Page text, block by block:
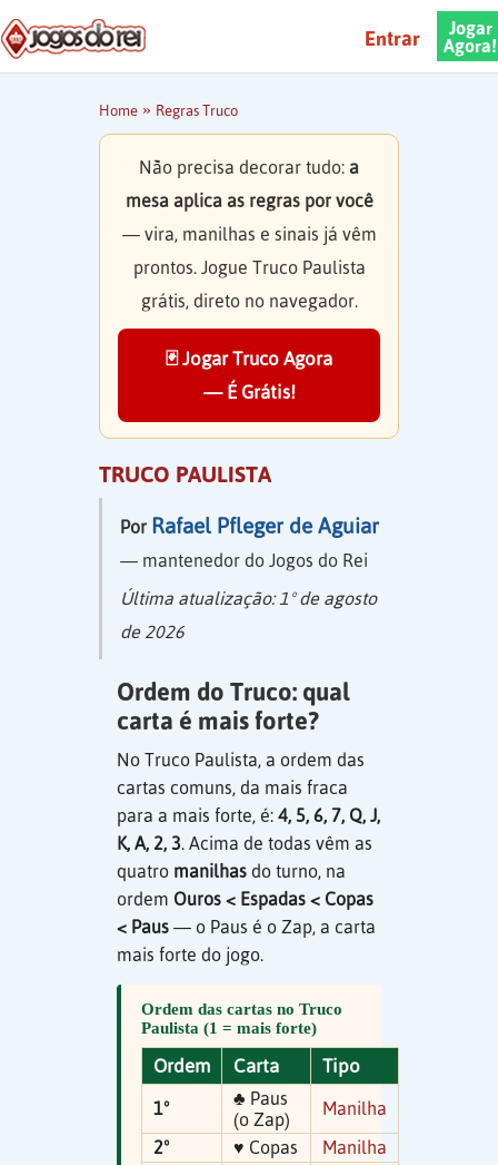
Jogar
Agora!
Entrar
Home » Regras Truco
Não precisa decorar tudo: a
mesa aplica as regras por você
— vira, manilhas e sinais já vêm
prontos. Jogue Truco Paulista
grátis, direto no navegador.
🃏 Jogar Truco Agora
— É Grátis!
TRUCO PAULISTA
Por Rafael Pfleger de Aguiar
— mantenedor do Jogos do Rei
Última atualização:1º de agosto
de 2026
Ordem do Truco: qual
carta é mais forte?
No Truco Paulista, a ordem das
cartas comuns, da mais fraca
para a mais forte, é: 4, 5, 6, 7, Q, J,
K, A, 2, 3. Acima de todas vêm as
quatro manilhas do turno, na
ordem Ouros < Espadas < Copas
< Paus — o Paus é o Zap, a carta
mais forte do jogo.
Ordem das cartas no Truco
Paulista (1 = mais forte)
Ordem Carta Tipo
1º
♣ Paus
(o Zap)
Manilha
2º
♥ Copas
Manilha